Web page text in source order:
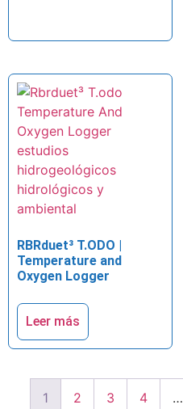
RBRduet³ T.ODO |
Temperature and
Oxygen Logger
Leer más
1 2 3 4 …